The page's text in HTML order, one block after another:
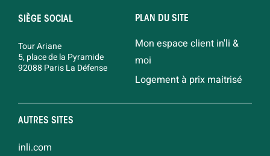
SIÈGE SOCIAL
Tour Ariane
5, place de la Pyramide
92088 Paris La Défense
PLAN DU SITE
Mon espace client in'li &
moi
Logement à prix maitrisé
AUTRES SITES
inli.com